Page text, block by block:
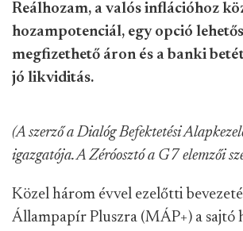
Reálhozam, a valós inflációhoz
hozampotenciál, egy opció
megfizethető áron és a banki
jó likviditás.
(A szerző a Dialóg Befektetési
igazgatója. A Zéróosztó a G7 elemzői
Közel három évvel ezelőtti
Állampapír Pluszra (MÁP+) a sajtó